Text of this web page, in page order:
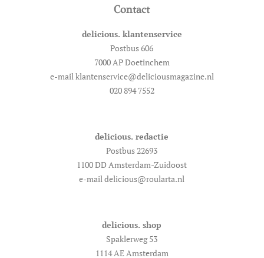
Contact
delicious. klantenservice
Postbus 606
7000 AP Doetinchem
e-mail klantenservice@deliciousmagazine.nl
020 894 7552
delicious. redactie
Postbus 22693
1100 DD Amsterdam-Zuidoost
e-mail delicious@roularta.nl
delicious. shop
Spaklerweg 53
1114 AE Amsterdam